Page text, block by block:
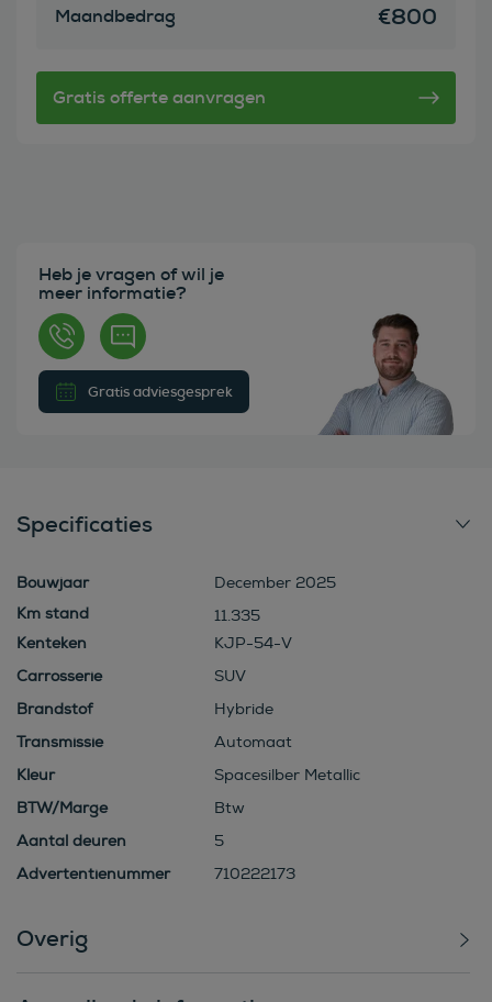
Maandbedrag €800
Heb je vragen of wil je
meer informatie?
Gratis adviesgesprek
Specificaties
Bouwjaar
December 2025
11.335
Kenteken
KJP-54-V
Carrosserie
SUV
Brandstof
Hybride
Transmissie
Automaat
Kleur
Spacesilber Metallic
BTW/Marge
Btw
Aantal deuren
5
Advertentienummer
710222173
Overig